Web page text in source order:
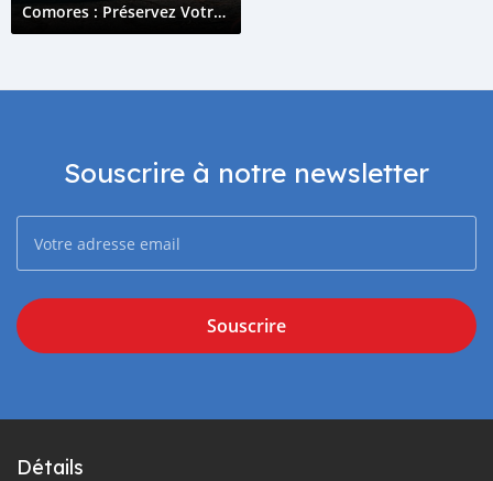
Comores : Préservez Votre
Véhicule Plus Longtemps
Souscrire à notre newsletter
Souscrire
Détails